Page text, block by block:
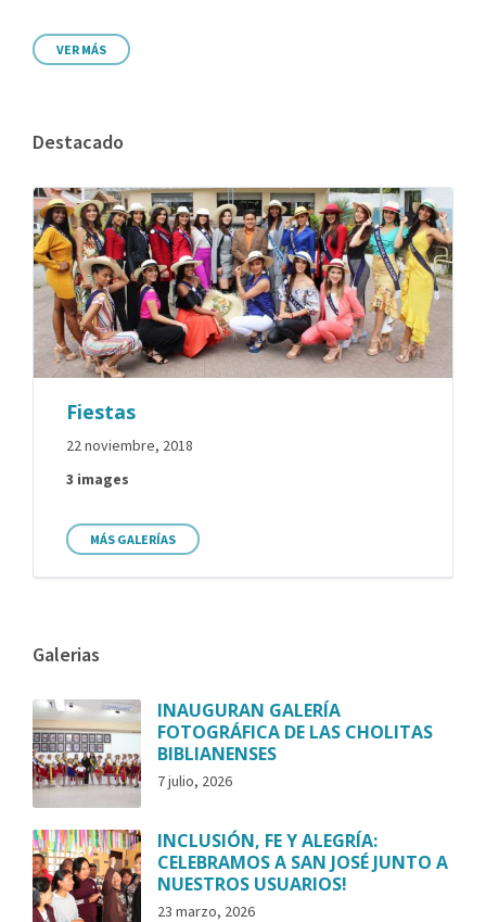
VER MÁS
Destacado
Fiestas
22 noviembre, 2018
3 images
MÁS GALERÍAS
Galerias
INAUGURAN GALERÍA
FOTOGRÁFICA DE LAS CHOLITAS
BIBLIANENSES
7 julio, 2026
INCLUSIÓN, FE Y ALEGRÍA:
CELEBRAMOS A SAN JOSÉ JUNTO A
NUESTROS USUARIOS!
23 marzo, 2026